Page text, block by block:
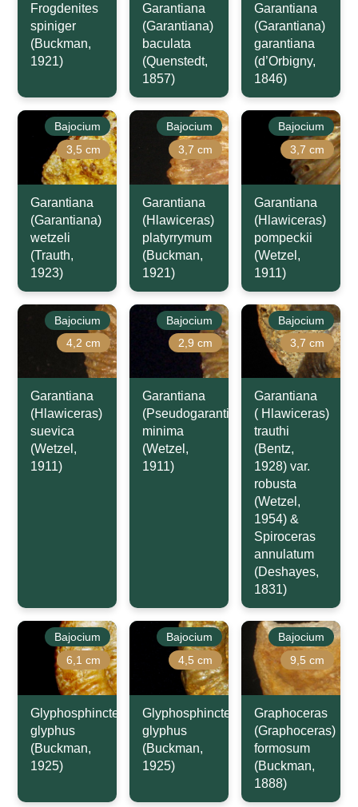
Frogdenites
spiniger
(Buckman,
1921)
Garantiana
(Garantiana)
baculata
(Quenstedt,
1857)
Garantiana
(Garantiana)
garantiana
(d’Orbigny,
1846)
Bajocium
3,5 cm
Garantiana
(Garantiana)
wetzeli
(Trauth,
1923)
Bajocium
3,7 cm
Garantiana
(Hlawiceras)
platyrrymum
(Buckman,
1921)
Bajocium
3,7 cm
Garantiana
(Hlawiceras)
pompeckii
(Wetzel,
1911)
Bajocium
4,2 cm
Garantiana
(Hlawiceras)
suevica
(Wetzel,
1911)
Bajocium
2,9 cm
Garantiana
(Pseudogarantiana)
minima
(Wetzel,
1911)
Bajocium
3,7 cm
Garantiana
( Hlawiceras)
trauthi
(Bentz,
1928) var.
robusta
(Wetzel,
1954) &
Spiroceras
annulatum
(Deshayes,
1831)
Bajocium
6,1 cm
Glyphosphinctes
glyphus
(Buckman,
1925)
Bajocium
4,5 cm
Glyphosphinctes
glyphus
(Buckman,
1925)
Bajocium
9,5 cm
Graphoceras
(Graphoceras)
formosum
(Buckman,
1888)